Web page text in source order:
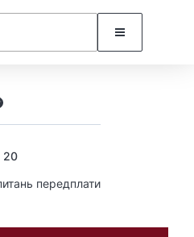
20
передплати